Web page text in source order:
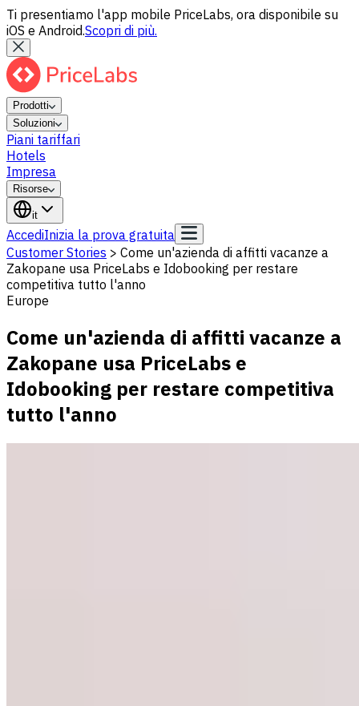
Ti presentiamo l'app mobile PriceLabs, ora disponibile su
iOS e Android.Scopri di più.
Prodotti
Soluzioni
Piani tariffari
Hotels
Impresa
Risorse
it
AccediInizia la prova gratuita
Customer Stories > Come un'azienda di affitti vacanze a
Zakopane usa PriceLabs e Idobooking per restare
competitiva tutto l'anno
Europe
Come un'azienda di affitti vacanze a
Zakopane usa PriceLabs e
Idobooking per restare competitiva
tutto l'anno